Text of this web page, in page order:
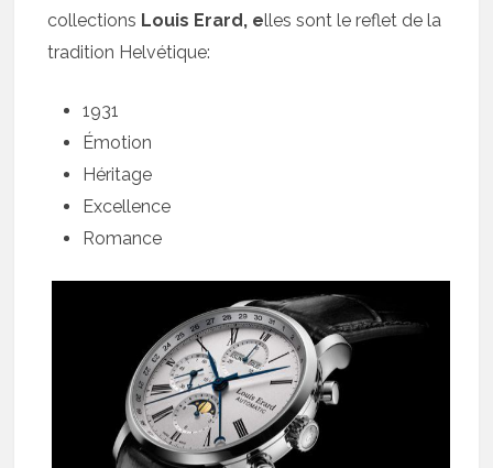
collections Louis Erard, elles sont le reflet de la
tradition Helvétique:
1931
Émotion
Héritage
Excellence
Romance